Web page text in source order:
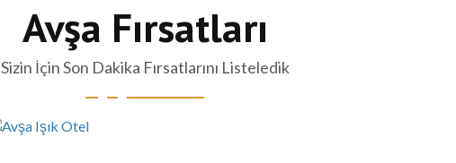
Avşa Fırsatları
Sizin İçin Son Dakika Fırsatlarını Listeledik